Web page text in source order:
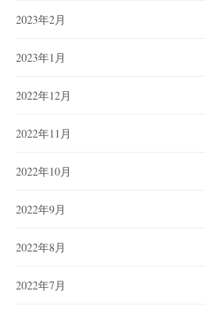
2023年2月
2023年1月
2022年12月
2022年11月
2022年10月
2022年9月
2022年8月
2022年7月